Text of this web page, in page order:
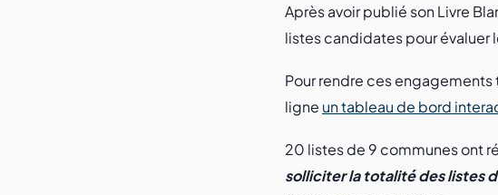
Après avoir publié son Livre
listes candidates pour évaluer
Pour rendre ces
ligne un tableau de bord
20 listes de 9 communes ont
solliciter la totalité des listes